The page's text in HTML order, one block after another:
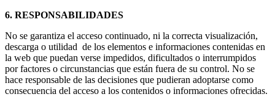
6. RESPONSABILIDADES
No se garantiza el acceso continuado, ni la correcta visualización,
descarga o utilidad de los elementos e informaciones contenidas en
la web que puedan verse impedidos, dificultados o interrumpidos
por factores o circunstancias que están fuera de su control. No se
hace responsable de las decisiones que pudieran adoptarse como
consecuencia del acceso a los contenidos o informaciones ofrecidas.